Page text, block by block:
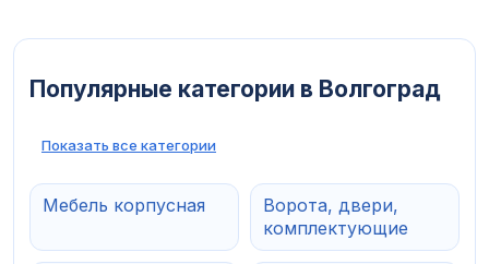
Популярные категории в Волгоград
Показать все категории
Мебель корпусная
Ворота, двери,
комплектующие